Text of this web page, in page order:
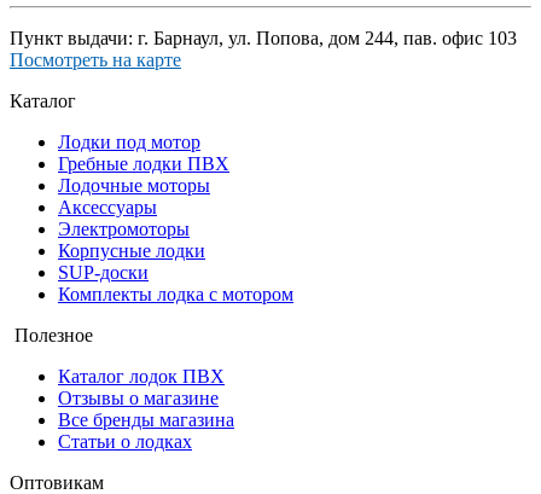
Пункт выдачи: г. Барнаул, ул. Попова, дом 244, пав. офис 103
Посмотреть на карте
Каталог
Лодки под мотор
Гребные лодки ПВХ
Лодочные моторы
Аксессуары
Электромоторы
Корпусные лодки
SUP-доски
Комплекты лодка с мотором
Полезное
Каталог лодок ПВХ
Отзывы о магазине
Все бренды магазина
Статьи о лодках
Оптовикам